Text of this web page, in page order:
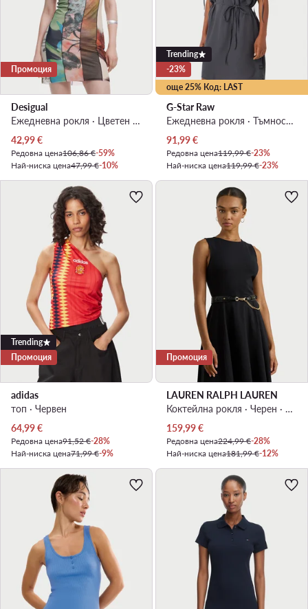
Промоция
Desigual
Ежедневна рокля · Цветен · Мини
Актуална цена
42,99€
Редовна цена106,86 €-59%
Най-ниска цена47,99 €-10%
още 25% Код: LAST
Trending
-23%
G-Star Raw
Ежедневна рокля · Тъмносив · Мини
Актуална цена
91,99€
Редовна цена119,99 €-23%
Най-ниска цена119,99 €-23%
Trending
Промоция
adidas
топ · Червен
Актуална цена
64,99€
Редовна цена91,52 €-28%
Най-ниска цена71,99 €-9%
Промоция
LAUREN RALPH LAUREN
Коктейлна рокля · Черен · Миди
Актуална цена
159,99€
Редовна цена224,99 €-28%
Най-ниска цена181,99 €-12%